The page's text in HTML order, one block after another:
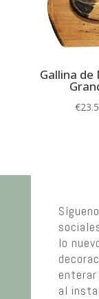
Gallina de
€
lo
al